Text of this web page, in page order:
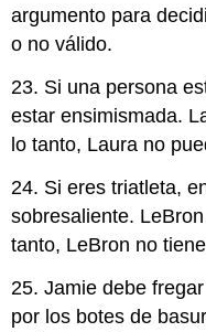
argumento para
o no válido.
23. Si una persona
estar ensimismada.
lo tanto, Laura no
24. Si eres triatleta,
sobresaliente.
tanto, LeBron no
25. Jamie debe
por los botes de